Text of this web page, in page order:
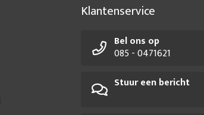
Klantenservice
Bel ons op
085 - 0471621
Stuur een bericht